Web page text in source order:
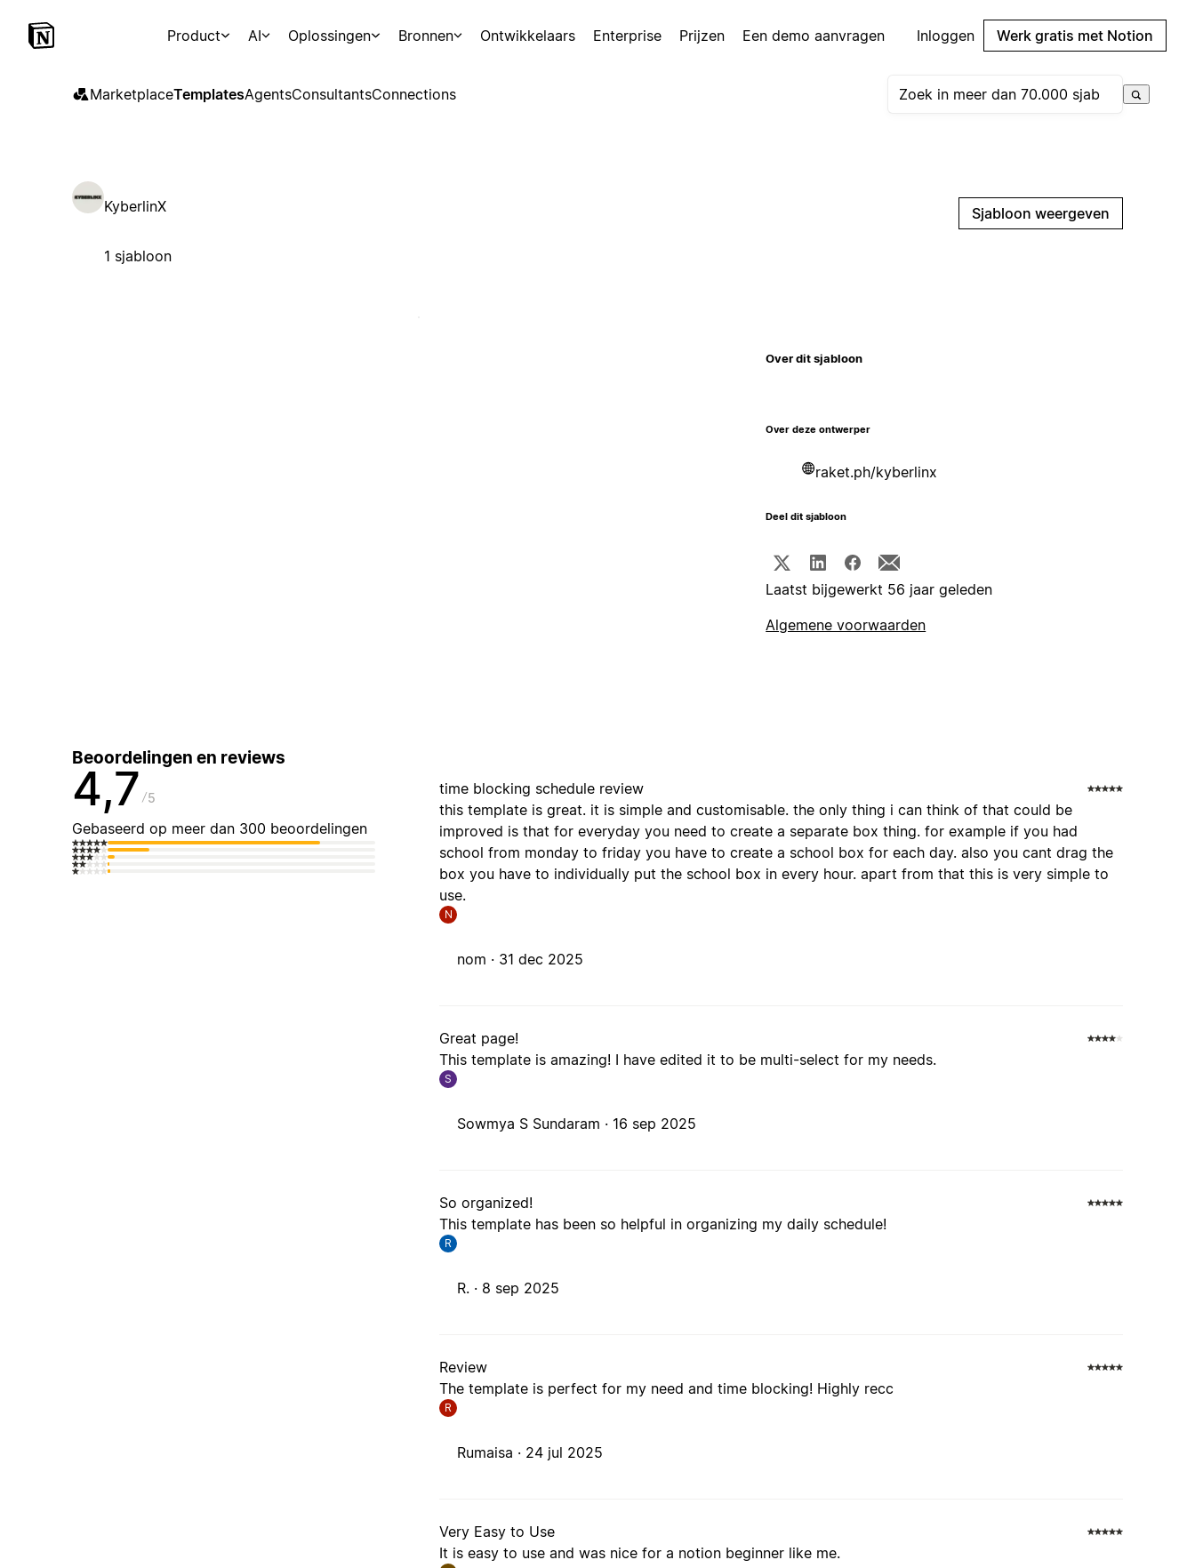
Product AI Oplossingen Bronnen Ontwikkelaars Enterprise Prijzen Een demo aanvragen Inloggen Werk gratis met Notion
MarketplaceTemplatesAgentsConsultantsConnections
KyberlinX
1 sjabloon
Sjabloon weergeven
Over dit sjabloon
Over deze ontwerper
raket.ph/kyberlinx
Deel dit sjabloon
Laatst bijgewerkt 56 jaar geleden
Algemene voorwaarden
Beoordelingen en reviews
4,7 5
Gebaseerd op meer dan 300 beoordelingen
time blocking schedule review
this template is great. it is simple and customisable. the only thing i can think of that could be
improved is that for everyday you need to create a separate box thing. for example if you had
school from monday to friday you have to create a school box for each day. also you cant drag the
box you have to individually put the school box in every hour. apart from that this is very simple to
use.
N
nom · 31 dec 2025
Great page!
This template is amazing! I have edited it to be multi-select for my needs.
S
Sowmya S Sundaram · 16 sep 2025
So organized!
This template has been so helpful in organizing my daily schedule!
R
R. · 8 sep 2025
Review
The template is perfect for my need and time blocking! Highly recc
R
Rumaisa · 24 jul 2025
Very Easy to Use
It is easy to use and was nice for a notion beginner like me.